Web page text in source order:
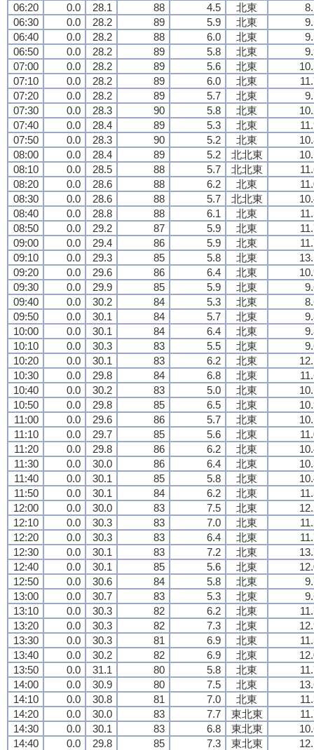
06:20
0.0 28.1 88 4.5 北東
06:30
0.0 28.2 89 5.9 北東
06:40
0.0 28.2 88 6.0 北東
06:50
0.0 28.2 89 5.8 北東
07:00
0.0 28.2 89 5.6 北東
07:10
0.0 28.2 89 6.0 北東
07:20
0.0 28.2 89 5.7 北東
07:30
0.0 28.3 90 5.8 北東
07:40
0.0 28.4 89 5.3 北東
07:50
0.0 28.3 90 5.2 北東
08:00
0.0 28.4 89 5.2 北北東
08:10
0.0 28.5 88 5.7 北北東
08:20
0.0 28.6 88 6.2 北東
08:30
0.0 28.6 88 5.7 北北東
08:40
0.0 28.8 88 6.1 北東
08:50
0.0 29.2 87 5.9 北東
09:00
0.0 29.4 86 5.9 北東
09:10
0.0 29.3 85 5.8 北東
09:20
0.0 29.6 86 6.4 北東
09:30
0.0 29.9 85 5.9 北東
09:40
0.0 30.2 84 5.3 北東
09:50
0.0 30.1 84 5.7 北東
10:00
0.0 30.1 84 6.4 北東
10:10
0.0 30.3 83 5.5 北東
10:20
0.0 30.1 83 6.2 北東
10:30
0.0 29.8 84 6.8 北東
10:40
0.0 30.2 83 5.0 北東
10:50
0.0 29.8 85 6.5 北東
11:00
0.0 29.6 86 5.7 北東
11:10
0.0 29.7 85 5.6 北東
11:20
0.0 29.8 86 6.2 北東
11:30
0.0 30.0 86 6.4 北東
11:40
0.0 30.1 85 5.8 北東
11:50
0.0 30.1 84 6.2 北東
12:00
0.0 30.0 83 7.5 北東
12:10
0.0 30.3 83 7.0 北東
12:20
0.0 30.3 83 6.4 北東
12:30
0.0 30.1 83 7.2 北東
12:40
0.0 30.1 85 5.6 北東
12:50
0.0 30.6 84 5.8 北東
13:00
0.0 30.7 83 5.3 北東
13:10
0.0 30.3 82 6.2 北東
13:20
0.0 30.3 82 7.3 北東
13:30
0.0 30.3 81 6.9 北東
13:40
0.0 30.2 82 6.9 北東
13:50
0.0 31.1 80 5.8 北東
14:00
0.0 30.9 80 7.5 北東
14:10
0.0 30.8 81 7.0 北東
14:20
0.0 30.0 83 7.7 東北東
14:30
0.0 30.1 83 6.8 東北東
14:40
0.0 29.8 85 7.3 東北東